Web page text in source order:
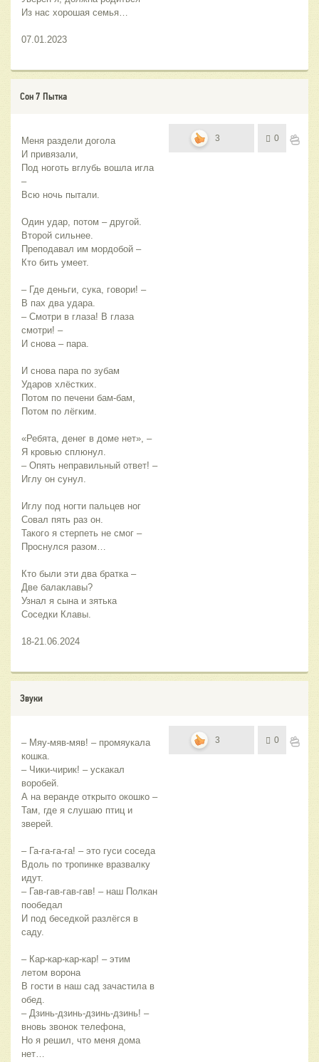
Из нас хорошая семья…
07.01.2023
Сон 7 Пытка
Меня раздели догола
И привязали,
Под ноготь вглубь вошла игла
–
Всю ночь пытали.
Один удар, потом – другой.
Второй сильнее.
Преподавал им мордобой –
Кто бить умеет.
– Где деньги, сука, говори! –
В пах два удара.
– Смотри в глаза! В глаза
смотри! –
И снова – пара.
И снова пара по зубам
Ударов хлёстких.
Потом по печени бам-бам,
Потом по лёгким.
«Ребята, денег в доме нет», –
Я кровью сплюнул.
– Опять неправильный ответ! –
Иглу он сунул.
Иглу под ногти пальцев ног
Совал пять раз он.
Такого я стерпеть не смог –
Проснулся разом…
Кто были эти два братка –
Две балаклавы?
Узнал я сына и зятька
Соседки Клавы.
18-21.06.2024
3 0
Звуки
– Мяу-мяв-мяв! – промяукала
кошка.
– Чики-чирик! – ускакал
воробей.
А на веранде открыто окошко –
Там, где я слушаю птиц и
зверей.
– Га-га-га-га! – это гуси соседа
Вдоль по тропинке вразвалку
идут.
– Гав-гав-гав-гав! – наш Полкан
пообедал
И под беседкой разлёгся в
саду.
– Кар-кар-кар-кар! – этим
летом ворона
В гости в наш сад зачастила в
обед.
– Дзинь-дзинь-дзинь-дзинь! –
вновь звонок телефона,
Но я решил, что меня дома
нет…
3 0